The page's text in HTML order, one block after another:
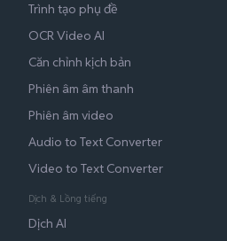
Trình tạo phụ đề
OCR Video AI
Căn chỉnh kịch bản
Phiên âm âm thanh
Phiên âm video
Audio to Text Converter
Video to Text Converter
Dịch & Lồng tiếng
Dịch AI